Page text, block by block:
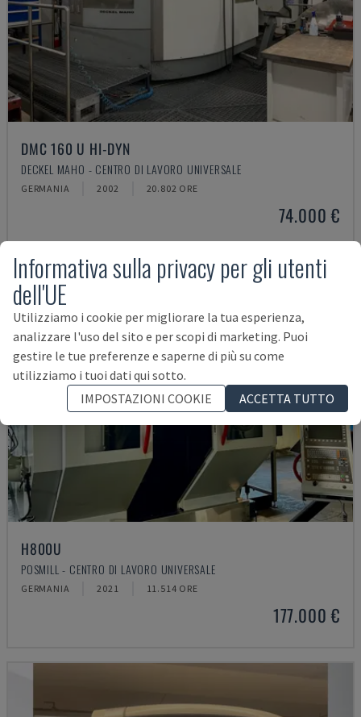
DMC 160 U HI-DYN
DECKEL MAHO - CENTRO DI LAVORO UNIVERSALE
GERMANIA 2002 20.802 ORE
74.000 €
H800U
POSMILL - CENTRO DI LAVORO UNIVERSALE
GERMANIA 2021 11.514 ORE
177.000 €
Informativa sulla privacy per gli utenti
dell'UE
Utilizziamo i cookie per migliorare la tua esperienza,
analizzare l'uso del sito e per scopi di marketing. Puoi
gestire le tue preferenze e saperne di più su come
utilizziamo i tuoi dati qui sotto.
IMPOSTAZIONI COOKIE
ACCETTA TUTTO